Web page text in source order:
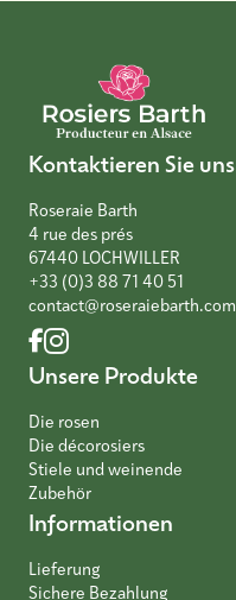
Kontaktieren Sie uns
Roseraie Barth
4 rue des prés
67440 LOCHWILLER
+33 (0)3 88 71 40 51
contact@roseraiebarth.com
Unsere Produkte
Die rosen
Die décorosiers
Stiele und weinende
Zubehör
Informationen
Lieferung
Sichere Bezahlung